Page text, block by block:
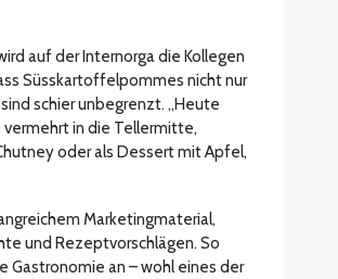
auf der Internorga die Kollegen
Süsskartoffelpommes nicht nur
schier unbegrenzt. „Heute
in die Tellermitte,
oder als Dessert mit Apfel,
Marketingmaterial,
und Rezeptvorschlägen. So
Gastronomie an – wohl eines der